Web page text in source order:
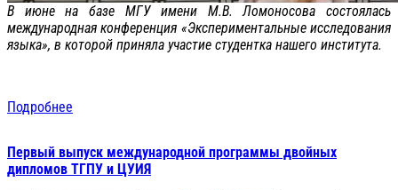
В июне на базе МГУ имени М.В. Ломоносова состоялась
международная конференция «Экспериментальные исследования
языка», в которой приняла участие студентка нашего института.
Подробнее
Первый выпуск международной программы двойных
дипломов ТГПУ и ЦУИЯ